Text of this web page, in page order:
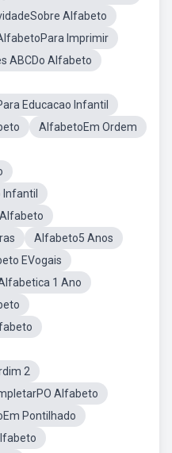
Alfabeto
Imprimir
ABCDo Alfabeto
Educacao Infantil
AlfabetoEm Ordem
Alfabeto5 Anos
EVogais
1 Ano
2
Alfabeto
Pontilhado